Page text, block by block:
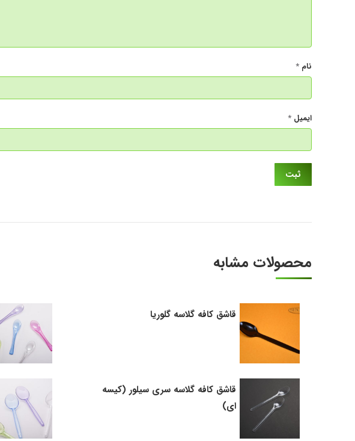
نام *
ایمیل *
محصولات مشابه
قاشق کافه گلاسه گلوریا
قاشق کافه گلاسه سری سیلور (کیسه
ای)